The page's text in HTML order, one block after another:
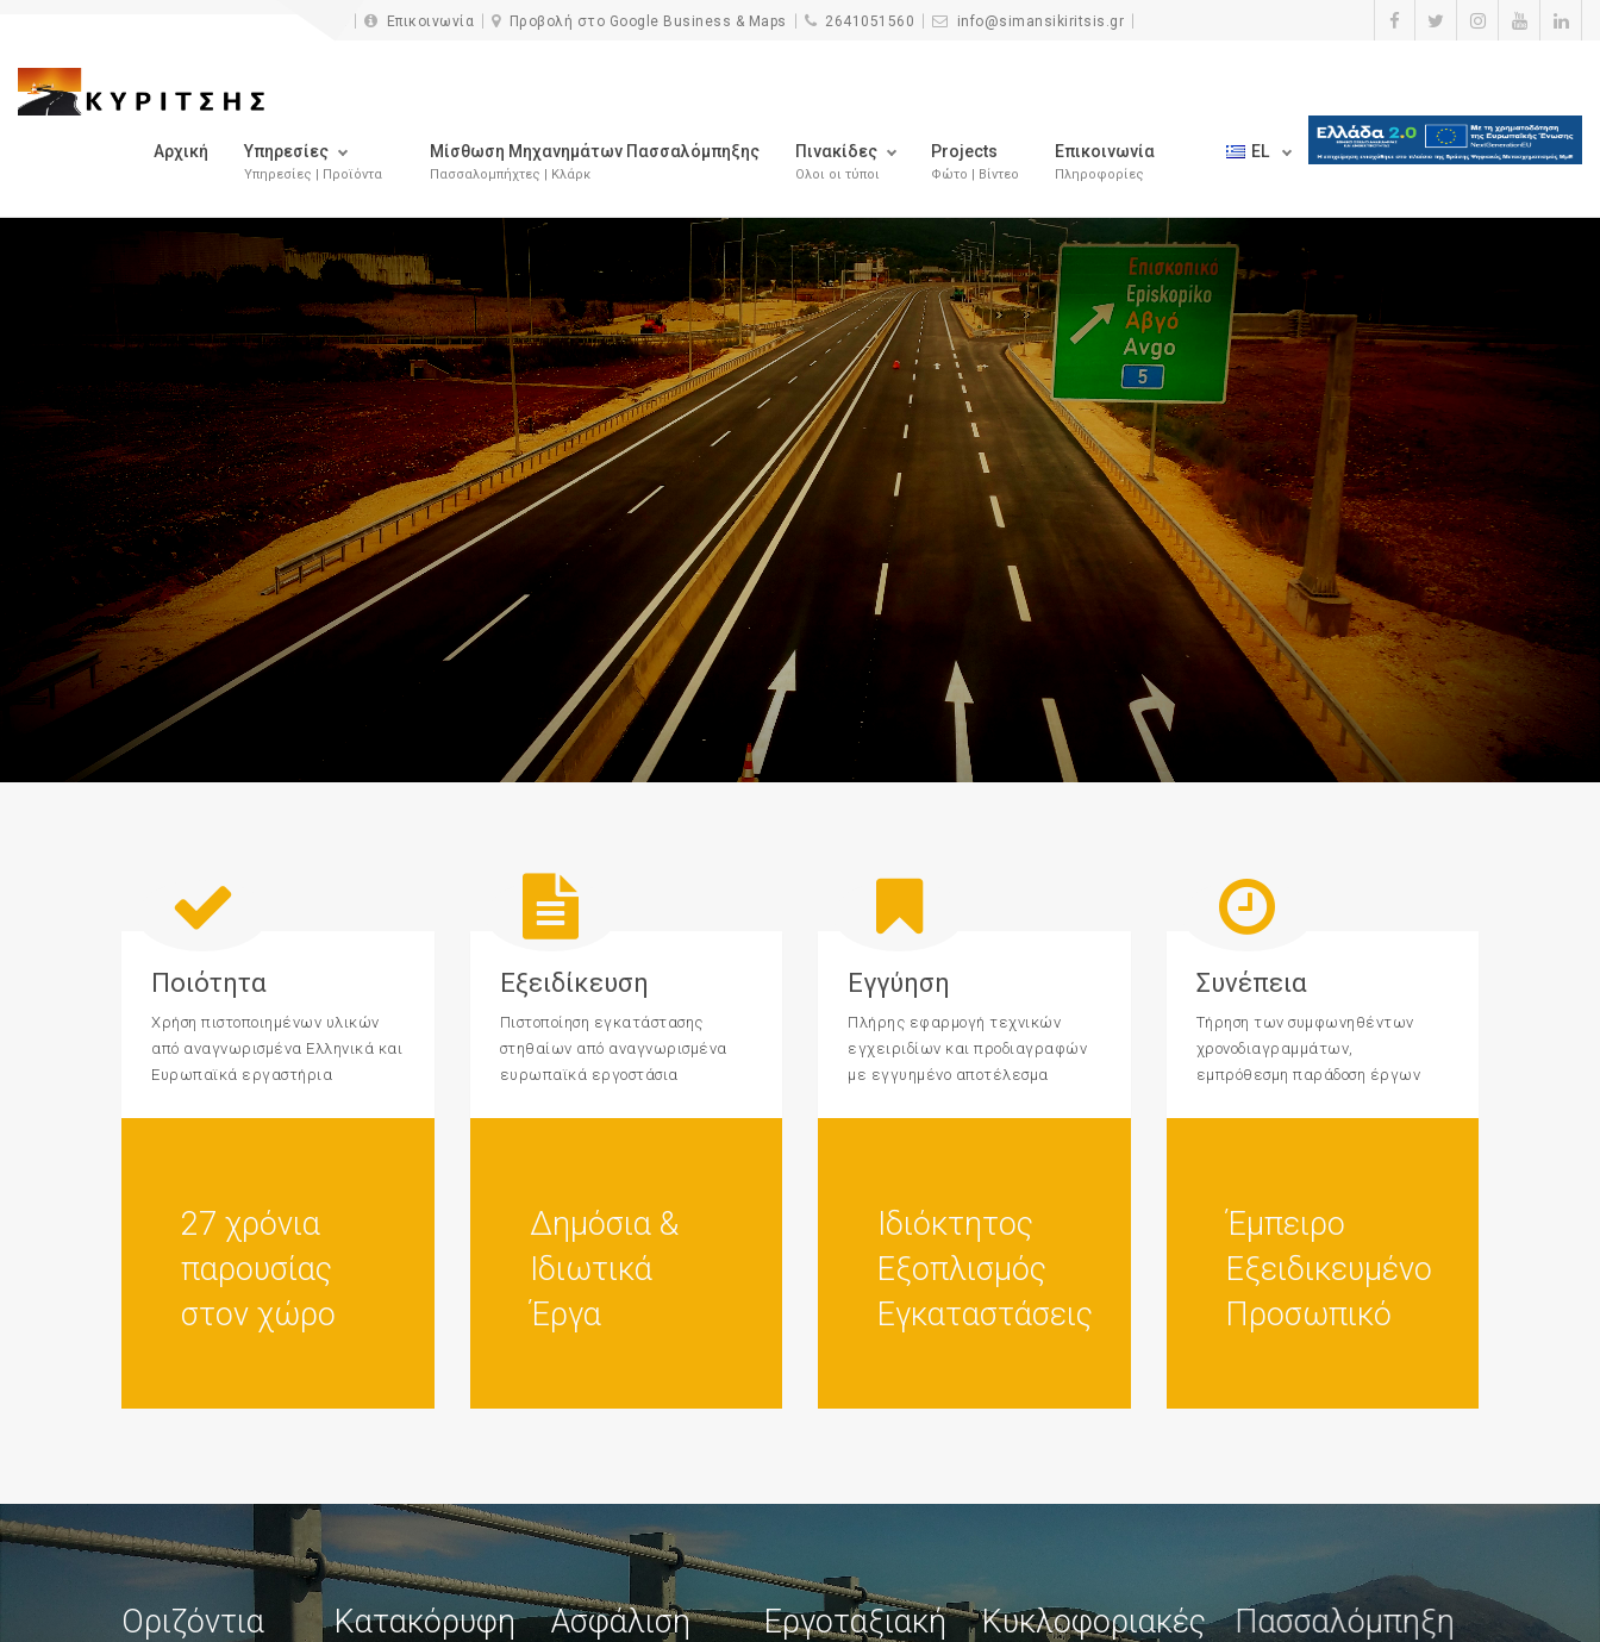
Επικοινωνία Προβολή στο Google Business & Maps 2641051560 info@simansikiritsis.gr
Αρχική Υπηρεσίες
Υπηρεσίες | Προϊόντα
Μίσθωση Μηχανημάτων Πασσαλόμπηξης
Πασσαλομπήχτες | Κλάρκ
Πινακίδες
Ολοι οι τύποι
Projects
Φώτο | Βίντεο
Επικοινωνία
Πληροφορίες
EL
Ποιότητα
Χρήση πιστοποιημένων υλικών
από αναγνωρισμένα Ελληνικά και
Ευρωπαϊκά εργαστήρια
Εξειδίκευση
Πιστοποίηση εγκατάστασης
στηθαίων από αναγνωρισμένα
ευρωπαϊκά εργοστάσια
Εγγύηση
Πλήρης εφαρμογή τεχνικών
εγχειριδίων και προδιαγραφών
με εγγυημένο αποτέλεσμα
Συνέπεια
Τήρηση των συμφωνηθέντων
χρονοδιαγραμμάτων,
εμπρόθεσμη παράδοση έργων
27 χρόνια
παρουσίας
στον χώρο
Δημόσια &
Ιδιωτικά
Έργα
Ιδιόκτητος
Εξοπλισμός
Εγκαταστάσεις
Έμπειρο
Εξειδικευμένο
Προσωπικό
Οριζόντια
Κατακόρυφη
Ασφάλιση
Εργοταξιακή
Κυκλοφοριακές
Πασσαλόμπηξη